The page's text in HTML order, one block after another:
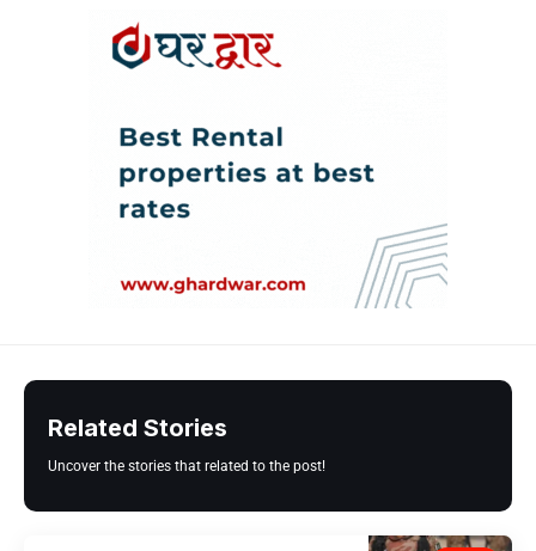
Related Stories
Uncover the stories that related to the post!